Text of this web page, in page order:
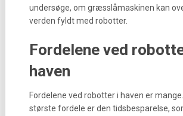
undersøge, om græsslåmaskinen kan
verden fyldt med robotter.
Fordelene ved
haven
Fordelene ved robotter i haven er
største fordele er den tidsbesparelse,